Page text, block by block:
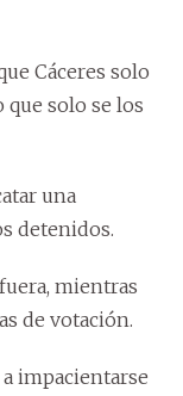
Cáceres solo
que solo se los
una
detenidos.
mientras
de votación.
impacientarse